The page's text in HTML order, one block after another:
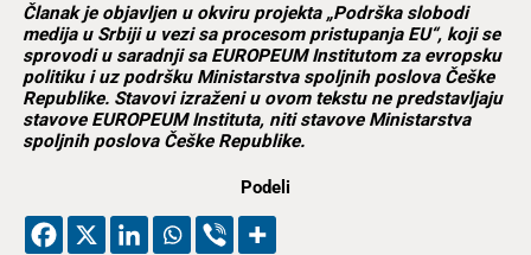
Članak je objavljen u okviru projekta „Podrška slobodi
medija u Srbiji u vezi sa procesom pristupanja EU“, koji se
sprovodi u saradnji sa EUROPEUM Institutom za evropsku
politiku i uz podršku Ministarstva spoljnih poslova Češke
Republike. Stavovi izraženi u ovom tekstu ne predstavljaju
stavove EUROPEUM Instituta, niti stavove Ministarstva
spoljnih poslova Češke Republike.
Podeli